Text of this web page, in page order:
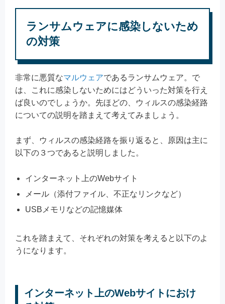
ランサムウェアに感染しないため
の対策
非常に悪質なマルウェアであるランサムウェア。で
は、これに感染しないためにはどういった対策を行え
ば良いのでしょうか。先ほどの、ウィルスの感染経路
についての説明を踏まえて考えてみましょう。
まず、ウィルスの感染経路を振り返ると、原因は主に
以下の３つであると説明しました。
インターネット上のWebサイト
メール（添付ファイル、不正なリンクなど）
USBメモリなどの記憶媒体
これを踏まえて、それぞれの対策を考えると以下のよ
うになります。
インターネット上のWebサイトにおけ